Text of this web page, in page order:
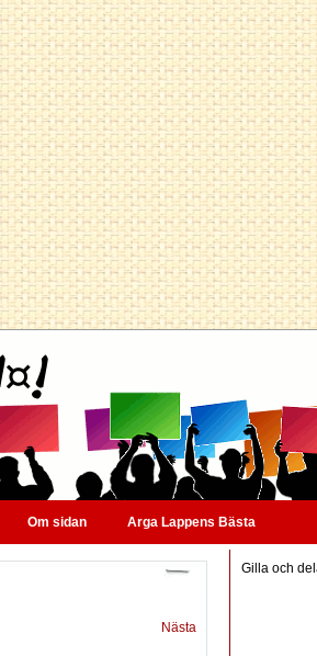
Om sidan Arga Lappens Bästa
Nästa
Gilla och